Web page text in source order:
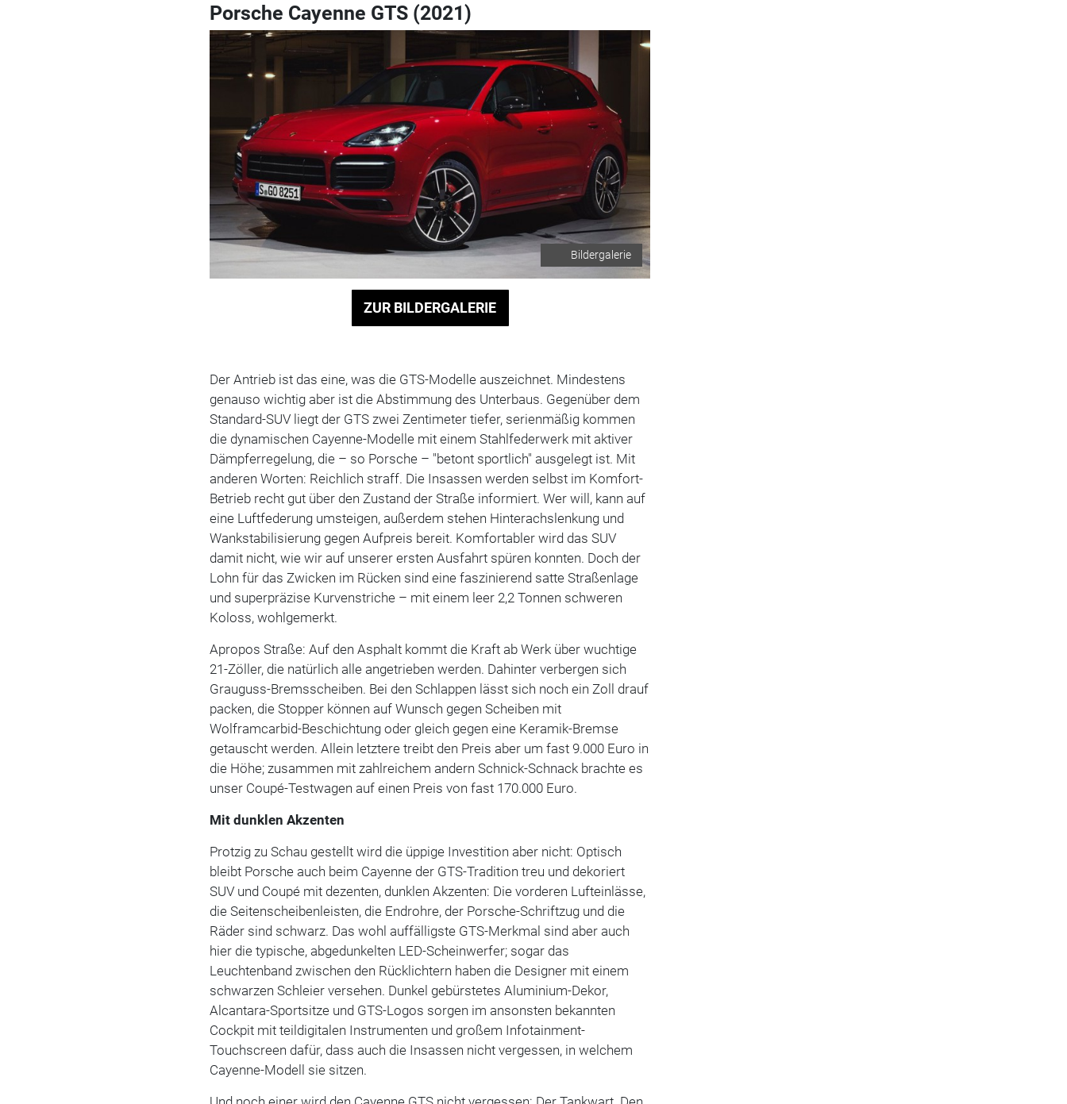
Porsche Cayenne GTS (2021)
Bildergalerie
ZUR BILDERGALERIE
Der Antrieb ist das eine, was die GTS-Modelle auszeichnet. Mindestens
genauso wichtig aber ist die Abstimmung des Unterbaus. Gegenüber dem
Standard-SUV liegt der GTS zwei Zentimeter tiefer, serienmäßig kommen
die dynamischen Cayenne-Modelle mit einem Stahlfederwerk mit aktiver
Dämpferregelung, die – so Porsche – "betont sportlich" ausgelegt ist. Mit
anderen Worten: Reichlich straff. Die Insassen werden selbst im Komfort-
Betrieb recht gut über den Zustand der Straße informiert. Wer will, kann auf
eine Luftfederung umsteigen, außerdem stehen Hinterachslenkung und
Wankstabilisierung gegen Aufpreis bereit. Komfortabler wird das SUV
damit nicht, wie wir auf unserer ersten Ausfahrt spüren konnten. Doch der
Lohn für das Zwicken im Rücken sind eine faszinierend satte Straßenlage
und superpräzise Kurvenstriche – mit einem leer 2,2 Tonnen schweren
Koloss, wohlgemerkt.
Apropos Straße: Auf den Asphalt kommt die Kraft ab Werk über wuchtige
21-Zöller, die natürlich alle angetrieben werden. Dahinter verbergen sich
Grauguss-Bremsscheiben. Bei den Schlappen lässt sich noch ein Zoll drauf
packen, die Stopper können auf Wunsch gegen Scheiben mit
Wolframcarbid-Beschichtung oder gleich gegen eine Keramik-Bremse
getauscht werden. Allein letztere treibt den Preis aber um fast 9.000 Euro in
die Höhe; zusammen mit zahlreichem andern Schnick-Schnack brachte es
unser Coupé-Testwagen auf einen Preis von fast 170.000 Euro.
Mit dunklen Akzenten
Protzig zu Schau gestellt wird die üppige Investition aber nicht: Optisch
bleibt Porsche auch beim Cayenne der GTS-Tradition treu und dekoriert
SUV und Coupé mit dezenten, dunklen Akzenten: Die vorderen Lufteinlässe,
die Seitenscheibenleisten, die Endrohre, der Porsche-Schriftzug und die
Räder sind schwarz. Das wohl auffälligste GTS-Merkmal sind aber auch
hier die typische, abgedunkelten LED-Scheinwerfer; sogar das
Leuchtenband zwischen den Rücklichtern haben die Designer mit einem
schwarzen Schleier versehen. Dunkel gebürstetes Aluminium-Dekor,
Alcantara-Sportsitze und GTS-Logos sorgen im ansonsten bekannten
Cockpit mit teildigitalen Instrumenten und großem Infotainment-
Touchscreen dafür, dass auch die Insassen nicht vergessen, in welchem
Cayenne-Modell sie sitzen.